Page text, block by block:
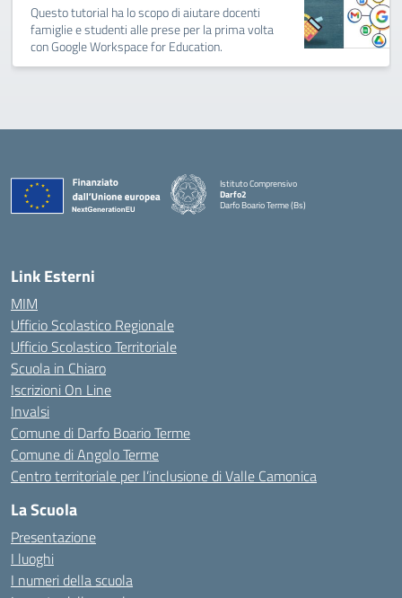
Questo tutorial ha lo scopo di aiutare docenti
famiglie e studenti alle prese per la prima volta
con Google Workspace for Education.
Istituto Comprensivo
Darfo2
Darfo Boario Terme (Bs)
Link Esterni
MIM
Ufficio Scolastico Regionale
Ufficio Scolastico Territoriale
Scuola in Chiaro
Iscrizioni On Line
Invalsi
Comune di Darfo Boario Terme
Comune di Angolo Terme
Centro territoriale per l’inclusione di Valle Camonica
La Scuola
Presentazione
I luoghi
I numeri della scuola